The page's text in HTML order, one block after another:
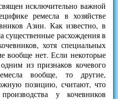
исключительно важной
ремесла в хозяйстве
Азии. Как известно, в
существенные расхождения в
хотя специальных
вообще нет. Если некоторые
из признаков кочевого
вообще, то другие,
позицию, считают, что
у кочевников